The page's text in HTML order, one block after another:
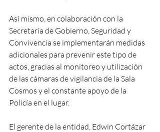
Así mismo, en colaboración con la
Secretaría de Gobierno, Seguridad y
Convivencia se implementarán medidas
adicionales para prevenir este tipo de
actos, gracias al monitoreo y utilización
de las cámaras de vigilancia de la Sala
Cosmos y el constante apoyo de la
Policía en el lugar.
El gerente de la entidad, Edwin Cortázar